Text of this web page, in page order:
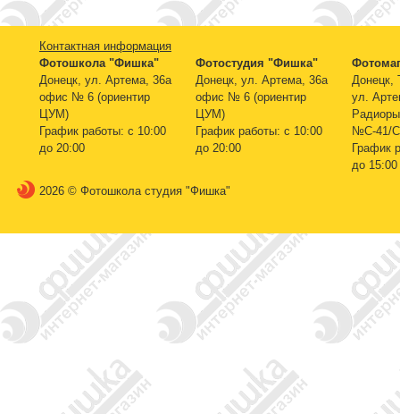
Контактная информация
Фотошкола "Фишка"
Донецк, ул. Артема, 36а
офис № 6 (ориентир
ЦУМ)
График работы: c 10:00
до 20:00
Фотостудия "Фишка"
Донецк, ул. Артема, 36а
офис № 6 (ориентир
ЦУМ)
График работы: c 10:00
до 20:00
Донецк,
ул.
№С-41/
График
до
2026 © Фотошкола студия "Фишка"